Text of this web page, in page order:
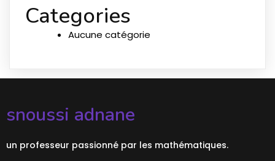
Categories
Aucune catégorie
snoussi adnane
un professeur passionné par les mathématiques.